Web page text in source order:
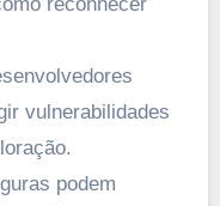
vulnerabilidades
podem